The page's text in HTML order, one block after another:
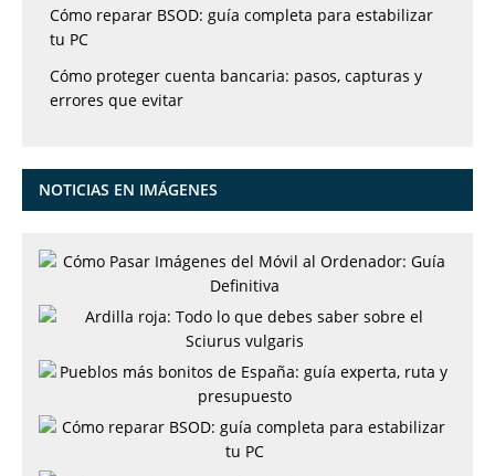
Cómo reparar BSOD: guía completa para estabilizar
tu PC
Cómo proteger cuenta bancaria: pasos, capturas y
errores que evitar
NOTICIAS EN IMÁGENES